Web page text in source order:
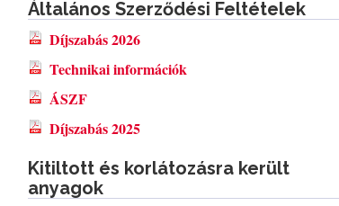
Általános Szerződési Feltételek
Díjszabás 2026
Technikai információk
ÁSZF
Díjszabás 2025
Kitiltott és korlátozásra került
anyagok